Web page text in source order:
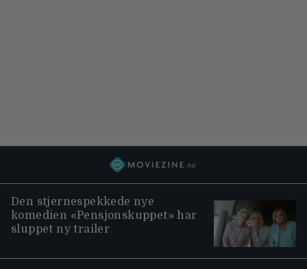
Den stjernespekkede nye
komedien «Pensjonskuppet» har
sluppet ny trailer